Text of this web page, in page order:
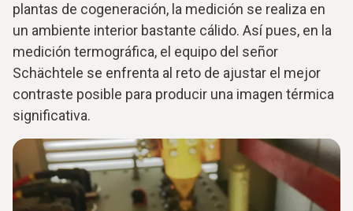
plantas de cogeneración, la medición se realiza en
un ambiente interior bastante cálido. Así pues, en la
medición termográfica, el equipo del señor
Schächtele se enfrenta al reto de ajustar el mejor
contraste posible para producir una imagen térmica
significativa.